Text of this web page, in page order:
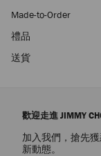
Made-to-Order
禮品
送貨
歡迎走進 JIMMY
加入我們，搶先
新動態。